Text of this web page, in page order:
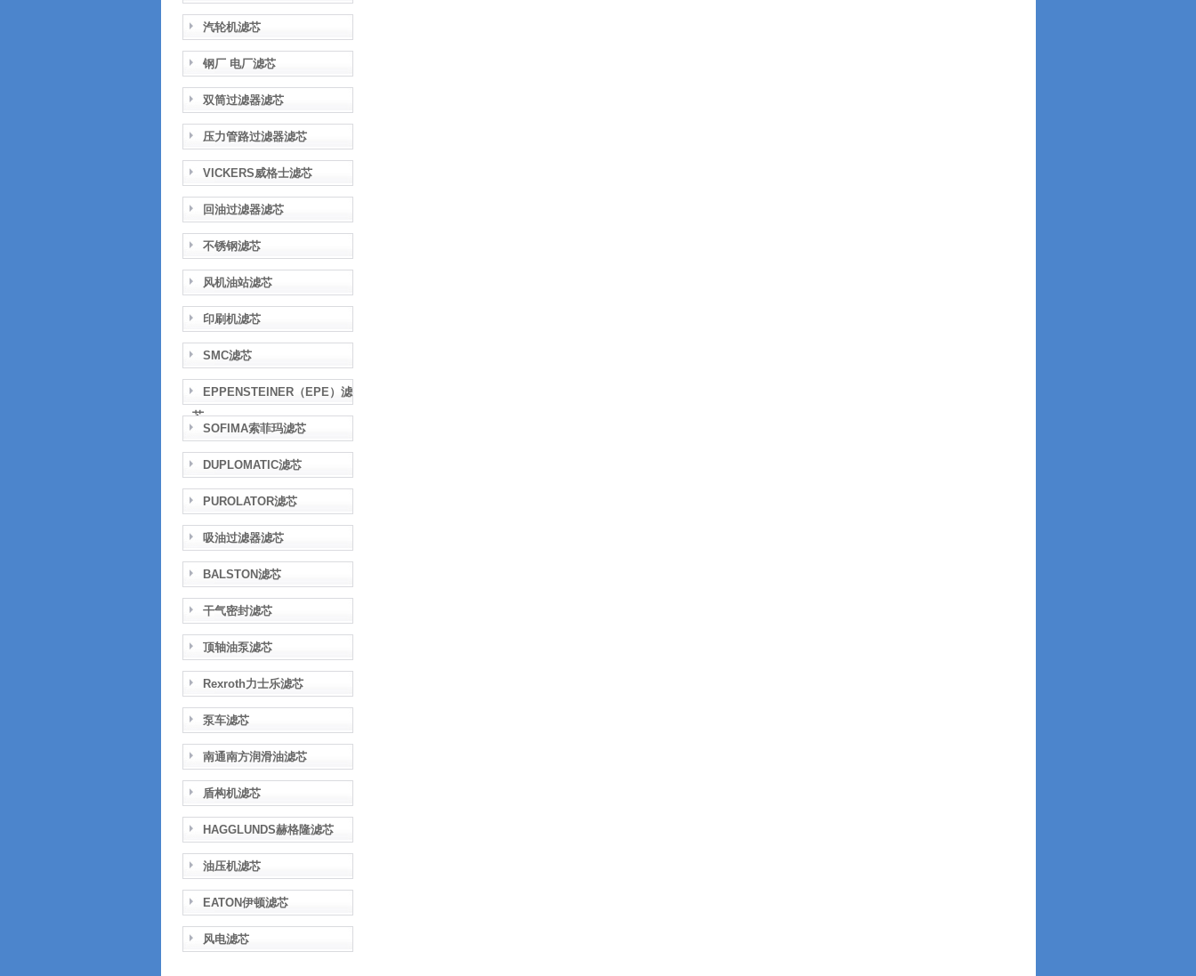
汽轮机滤芯
钢厂 电厂滤芯
双筒过滤器滤芯
压力管路过滤器滤芯
VICKERS威格士滤芯
回油过滤器滤芯
不锈钢滤芯
风机油站滤芯
印刷机滤芯
SMC滤芯
EPPENSTEINER（EPE）滤
芯
SOFIMA索菲玛滤芯
DUPLOMATIC滤芯
PUROLATOR滤芯
吸油过滤器滤芯
BALSTON滤芯
干气密封滤芯
顶轴油泵滤芯
Rexroth力士乐滤芯
泵车滤芯
南通南方润滑油滤芯
盾构机滤芯
HAGGLUNDS赫格隆滤芯
油压机滤芯
EATON伊顿滤芯
风电滤芯